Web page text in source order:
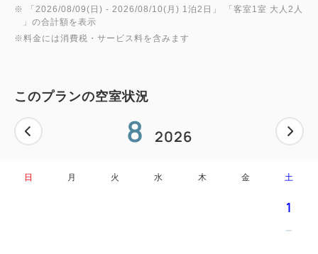
クファーストビュッフェ
6：30a.m.～10：00a.m.（10：30a.m.料理終了）
ご予約は「1室」にてお申し込みください。実際は隣
また、料金はコネクティングルームとして2部屋分の
※ 「 2026/08/09(日) - 2026/08/10(月) 1泊2日 」 「客室1室 大人2人
」の合計額を表示
※料金には消費税・サービス料を含みます
このプランの空室状況
8 2026
日 月 火 水 木 金 土
1